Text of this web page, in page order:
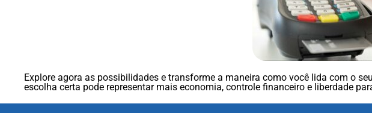
Explore agora as possibilidades e transforme a maneira como você lida com o
escolha certa pode representar mais economia, controle financeiro e liberdade